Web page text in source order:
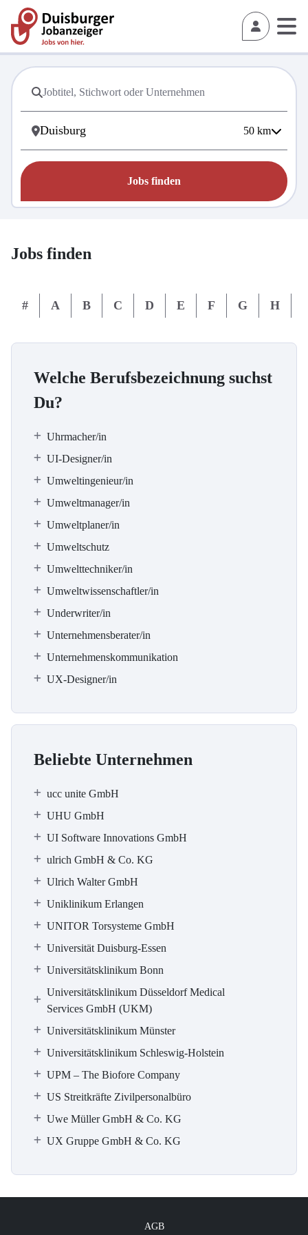
50 km
Jobs finden
Jobs finden
# A B C D E F G H
Welche Berufsbezeichnung suchst
Du?
Uhrmacher/in
UI-Designer/in
Umweltingenieur/in
Umweltmanager/in
Umweltplaner/in
Umweltschutz
Umwelttechniker/in
Umweltwissenschaftler/in
Underwriter/in
Unternehmensberater/in
Unternehmenskommunikation
UX-Designer/in
Beliebte Unternehmen
ucc unite GmbH
UHU GmbH
UI Software Innovations GmbH
ulrich GmbH & Co. KG
Ulrich Walter GmbH
Uniklinikum Erlangen
UNITOR Torsysteme GmbH
Universität Duisburg-Essen
Universitätsklinikum Bonn
Universitätsklinikum Düsseldorf Medical
Services GmbH (UKM)
Universitätsklinikum Münster
Universitätsklinikum Schleswig-Holstein
UPM – The Biofore Company
US Streitkräfte Zivilpersonalbüro
Uwe Müller GmbH & Co. KG
UX Gruppe GmbH & Co. KG
AGB